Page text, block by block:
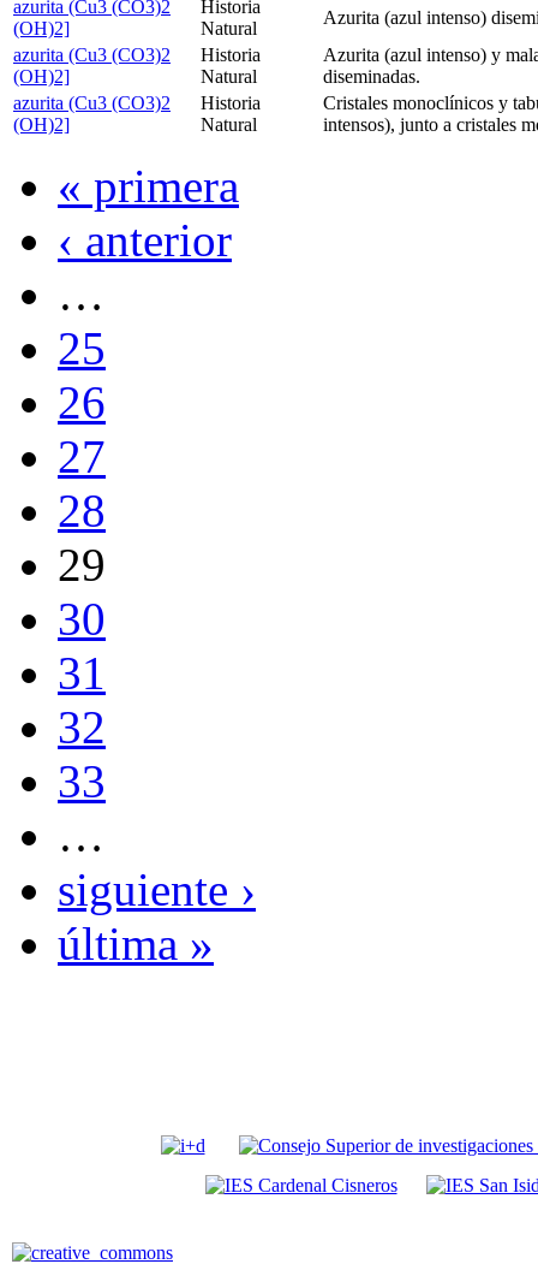
azurita (Cu3 (CO3)2
(OH)2]
Historia
Natural
Azurita (azul intenso)
azurita (Cu3 (CO3)2
(OH)2]
Historia
Natural
Azurita (azul intenso) y
diseminadas.
azurita (Cu3 (CO3)2
(OH)2]
Historia
Natural
Cristales monoclínicos y
intensos), junto a cristales
« primera
‹ anterior
…
25
26
27
28
29
30
31
32
33
…
siguiente ›
última »